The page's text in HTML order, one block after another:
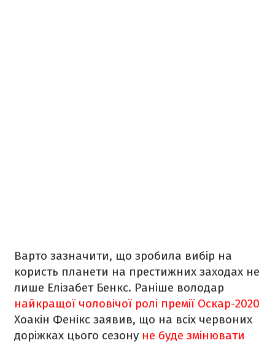
Варто зазначити, що зробила вибір на
користь планети на престижних заходах не
лише Елізабет Бенкс. Раніше володар
найкращої чоловічої ролі премії Оскар-2020
Хоакін Фенікс заявив, що на всіх червоних
доріжках цього сезону не буде змінювати